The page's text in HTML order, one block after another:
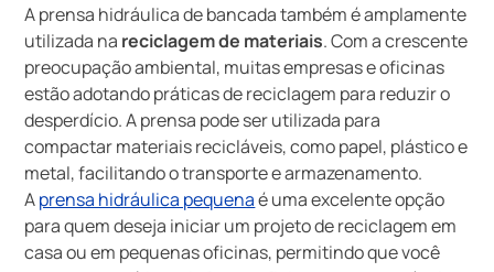
A prensa hidráulica de bancada também é amplamente
utilizada na reciclagem de materiais. Com a crescente
preocupação ambiental, muitas empresas e oficinas
estão adotando práticas de reciclagem para reduzir o
desperdício. A prensa pode ser utilizada para
compactar materiais recicláveis, como papel, plástico e
metal, facilitando o transporte e armazenamento.
Aprensa hidráulica pequenaé uma excelente opção
para quem deseja iniciar um projeto de reciclagem em
casa ou em pequenas oficinas, permitindo que você